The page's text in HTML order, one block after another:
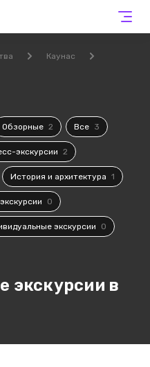
Каунас
Обзорные 2 Все 3
экскурсии 2
История и архитектура 1
0
экскурсии 0
экскурсии в